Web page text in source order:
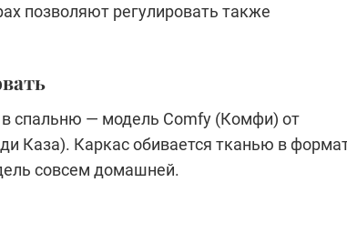
позволяют регулировать также
спальню — модель Comfy (Комфи) от
Каза). Каркас обивается тканью в
совсем домашней.